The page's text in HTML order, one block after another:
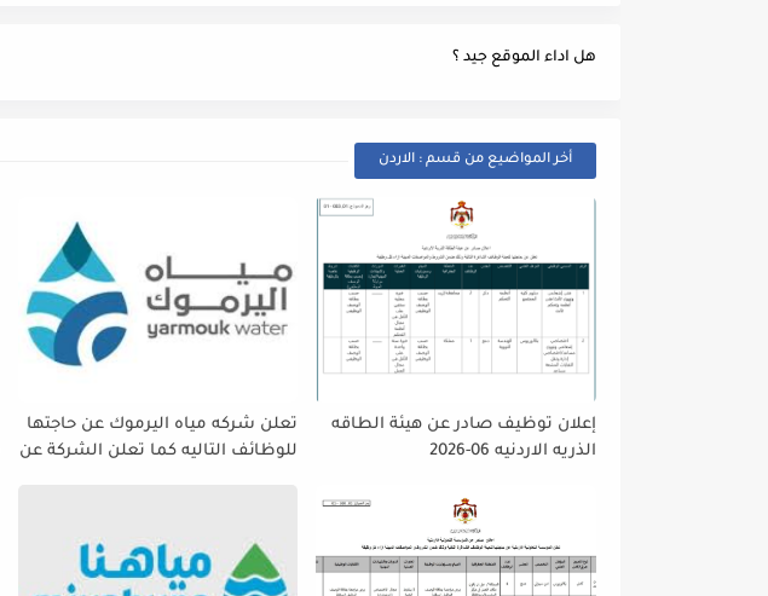
هل اداء الموقع جيد ؟
أخر المواضيع من قسم : الاردن
إعلان توظيف صادر عن هيئة الطاقه
الذريه الاردنيه 06-2026
تعلن شركه مياه اليرموك عن حاجتها
للوظائف التاليه كما تعلن الشركة عن
على إتاحة الفرصة الكافية أمام
الجميع لاستكمال إجراءات التقديم.